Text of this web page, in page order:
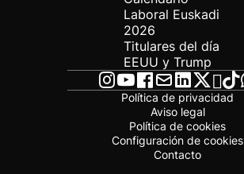
Laboral Euskadi
2026
Titulares del día
EEUU y Trump
Política de privacidad
Aviso legal
Política de cookies
Configuración de cookies
Contacto